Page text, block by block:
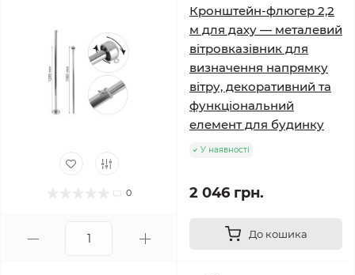
0
Кронштейн-флюгер 2,2
м для даху — металевий
вітровказівник для
визначення напрямку
вітру, декоративний та
функціональний
елемент для будинку
У наявності
2 046 грн.
До кошика